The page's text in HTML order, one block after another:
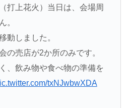
打上花火）当日は、会場周
。
動しました。
の売店が2か所のみです。
、飲み物や食べ物の準備を
txNJwbwXDA